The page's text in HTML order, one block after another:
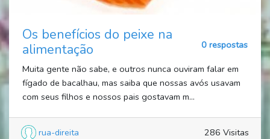
Os benefícios do peixe na
alimentação
0 respostas
Muita gente não sabe, e outros nunca ouviram falar em
fígado de bacalhau, mas saiba que nossas avós usavam
com seus filhos e nossos pais gostavam m...
rua-direita 286 Visitas